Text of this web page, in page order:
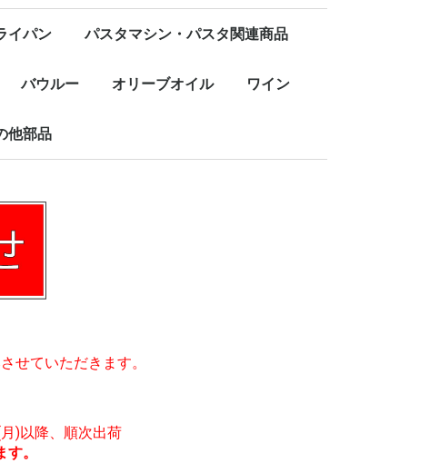
イパン パスタマシン・パスタ関連商品
バウルー オリーブオイル ワイン
他部品
せていただきます。
)以降、順次出荷
。